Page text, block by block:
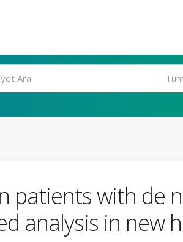
patients with de
analysis in new